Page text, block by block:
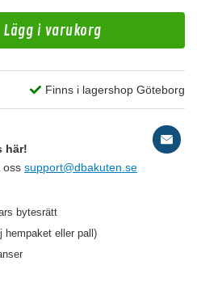
Lägg i varukorg
Finns i lagershop Göteborg
här!
oss support@dbakuten.se
bytesrätt
hempaket eller pall)